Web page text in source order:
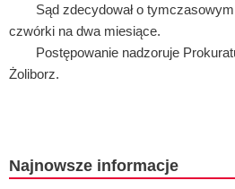
Sąd zdecydował o
czwórki na dwa miesiące.
Postępowanie nadzoruje
Żoliborz.
Najnowsze informacje